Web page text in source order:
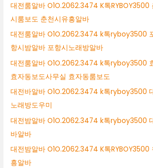
대전룸알바 O1O.2062.3474 K톡RYBOY3500
시룸보도 춘천시유흥알바
대전룸알바 O1O.2062.3474 k톡ryboy3500
항시밤알바 포항시노래방알바
대전룸알바 O1O.2062.3474 k톡ryboy3500
효자동보도사무실 효자동룸보도
대전바알바 O1O.2062.3474 k톡ryboy3500
노래방도우미
대전밤알바 O1O.2062.3474 k톡ryboy3500
바알바
대전밤알바 O1O.2062.3474 K톡RYBOY3500
흥알바